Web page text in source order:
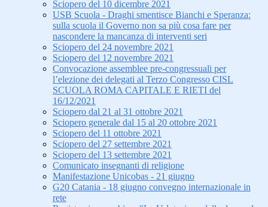
Sciopero del 10 dicembre 2021
USB Scuola - Draghi smentisce Bianchi e Speranza:
sulla scuola il Governo non sa più cosa fare per
nascondere la mancanza di interventi seri
Sciopero del 24 novembre 2021
Sciopero del 12 novembre 2021
Convocazione assemblee pre-congressuali per
l’elezione dei delegati al Terzo Congresso CISL
SCUOLA ROMA CAPITALE E RIETI del
16/12/2021
Sciopero dal 21 al 31 ottobre 2021
Sciopero generale dal 15 al 20 ottobre 2021
Sciopero del 11 ottobre 2021
Sciopero del 27 settembre 2021
Sciopero del 13 settembre 2021
Comunicato insegnanti di religione
Manifestazione Unicobas - 21 giugno
G20 Catania - 18 giugno convegno internazionale in
rete